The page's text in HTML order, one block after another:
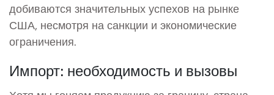
добиваются значительных успехов на рынке
США, несмотря на санкции и экономические
ограничения.
Импорт: необходимость и вызовы